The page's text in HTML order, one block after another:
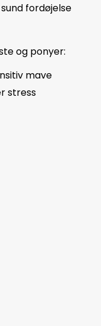
fordøjelse
og ponyer:
mave
stress